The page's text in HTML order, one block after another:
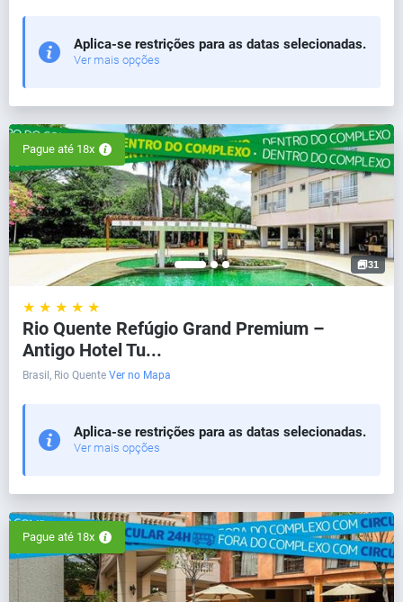
Aplica-se restrições para as datas selecionadas.
Ver mais opções
Pague até 18x
31
★ ★ ★ ★ ★
Rio Quente Refúgio Grand Premium –
Antigo Hotel Tu...
Brasil, Rio Quente Ver no Mapa
Aplica-se restrições para as datas selecionadas.
Ver mais opções
Pague até 18x